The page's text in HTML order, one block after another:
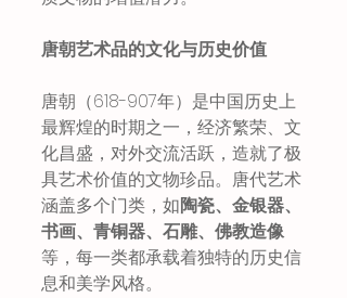
唐朝艺术品的文化与历史价值
唐朝（618-907年）是中国历史上
最辉煌的时期之一，经济繁荣、文
化昌盛，对外交流活跃，造就了极
具艺术价值的文物珍品。唐代艺术
涵盖多个门类，如陶瓷、金银器、
书画、青铜器、石雕、佛教造像
等，每一类都承载着独特的历史信
息和美学风格。